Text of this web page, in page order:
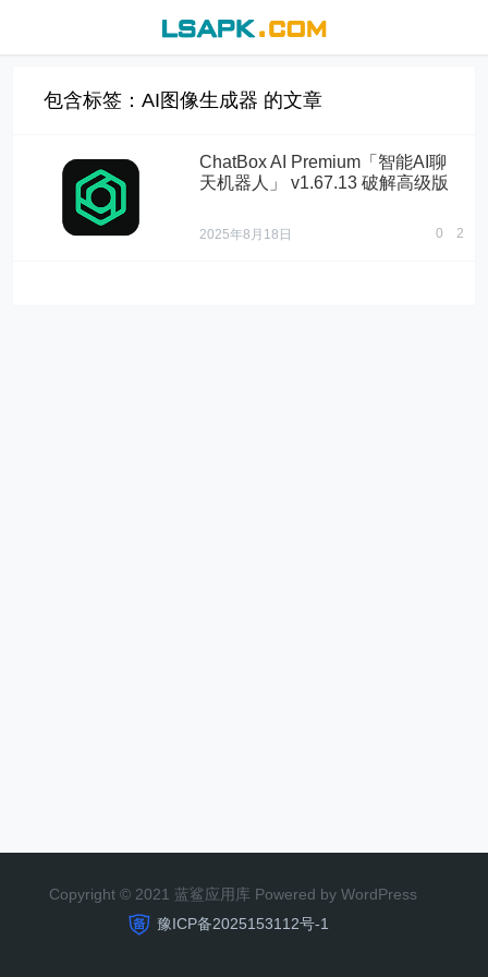
包含标签：AI图像生成器 的文章
ChatBox AI Premium「智能AI聊
天机器人」 v1.67.13 破解高级版
2025年8月18日 0 2
Copyright © 2021 蓝鲨应用库 Powered by WordPress
豫ICP备2025153112号-1